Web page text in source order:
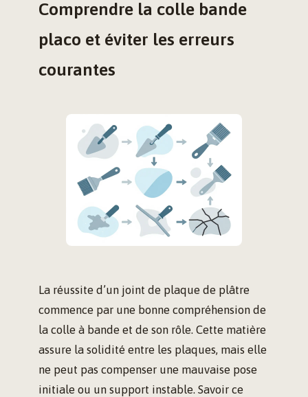
Comprendre la colle bande
placo et éviter les erreurs
courantes
La réussite d’un joint de plaque de plâtre
commence par une bonne compréhension de
la colle à bande et de son rôle. Cette matière
assure la solidité entre les plaques, mais elle
ne peut pas compenser une mauvaise pose
initiale ou un support instable. Savoir ce